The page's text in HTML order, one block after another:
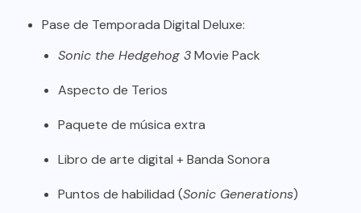
Pase de Temporada Digital Deluxe:
Sonic the Hedgehog 3Movie Pack
Aspecto de Terios
Paquete de música extra
Libro de arte digital + Banda Sonora
Puntos de habilidad (Sonic Generations)